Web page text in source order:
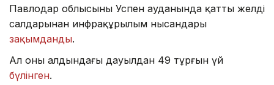
Павлодар облысының Успен ауданында қатты желдің
салдарынан инфрақұрылым нысандары
зақымданды.
Ал оның алдындағы дауылдан 49 тұрғын үй
бүлінген.